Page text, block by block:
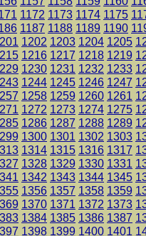
1172 1173 1174 1175
1187 1188 1189 1190
1202 1203 1204 1205
1216 1217 1218 1219
1230 1231 1232 1233
1244 1245 1246 1247
1258 1259 1260 1261
1272 1273 1274 1275
1286 1287 1288 1289
1300 1301 1302 1303
1314 1315 1316 1317
1328 1329 1330 1331
1342 1343 1344 1345
1356 1357 1358 1359
1370 1371 1372 1373
1384 1385 1386 1387
1398 1399 1400 1401